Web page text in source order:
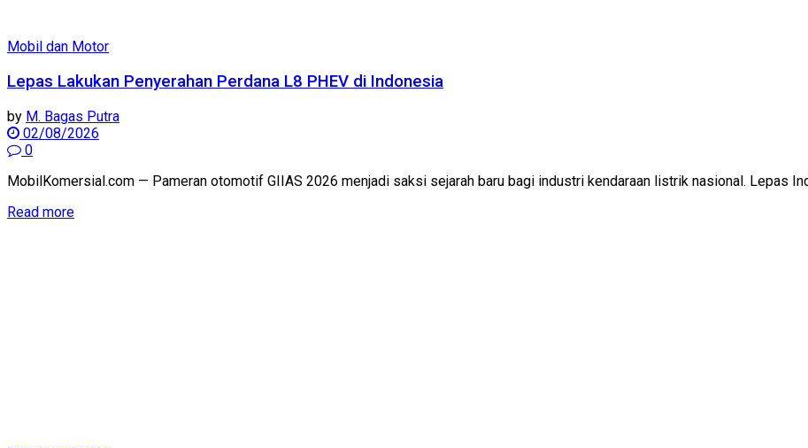
Mobil dan Motor
Lepas Lakukan Penyerahan Perdana L8 PHEV di Indonesia
by M. Bagas Putra
02/08/2026
0
MobilKomersial.com — Pameran otomotif GIIAS 2026 menjadi saksi sejarah baru bagi industri kendaraan listrik nasional. Lepas
Read more